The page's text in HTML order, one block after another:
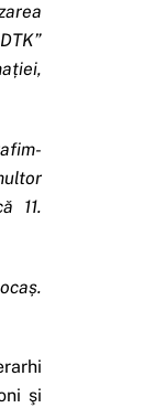
11.
şi